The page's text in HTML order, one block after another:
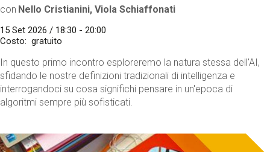
con Nello Cristianini, Viola Schiaffonati
15 Set 2026 / 18:30 - 20:00
Costo
gratuito
In questo primo incontro esploreremo la natura stessa dell'AI,
sfidando le nostre definizioni tradizionali di intelligenza e
interrogandoci su cosa significhi pensare in un'epoca di
algoritmi sempre più sofisticati.